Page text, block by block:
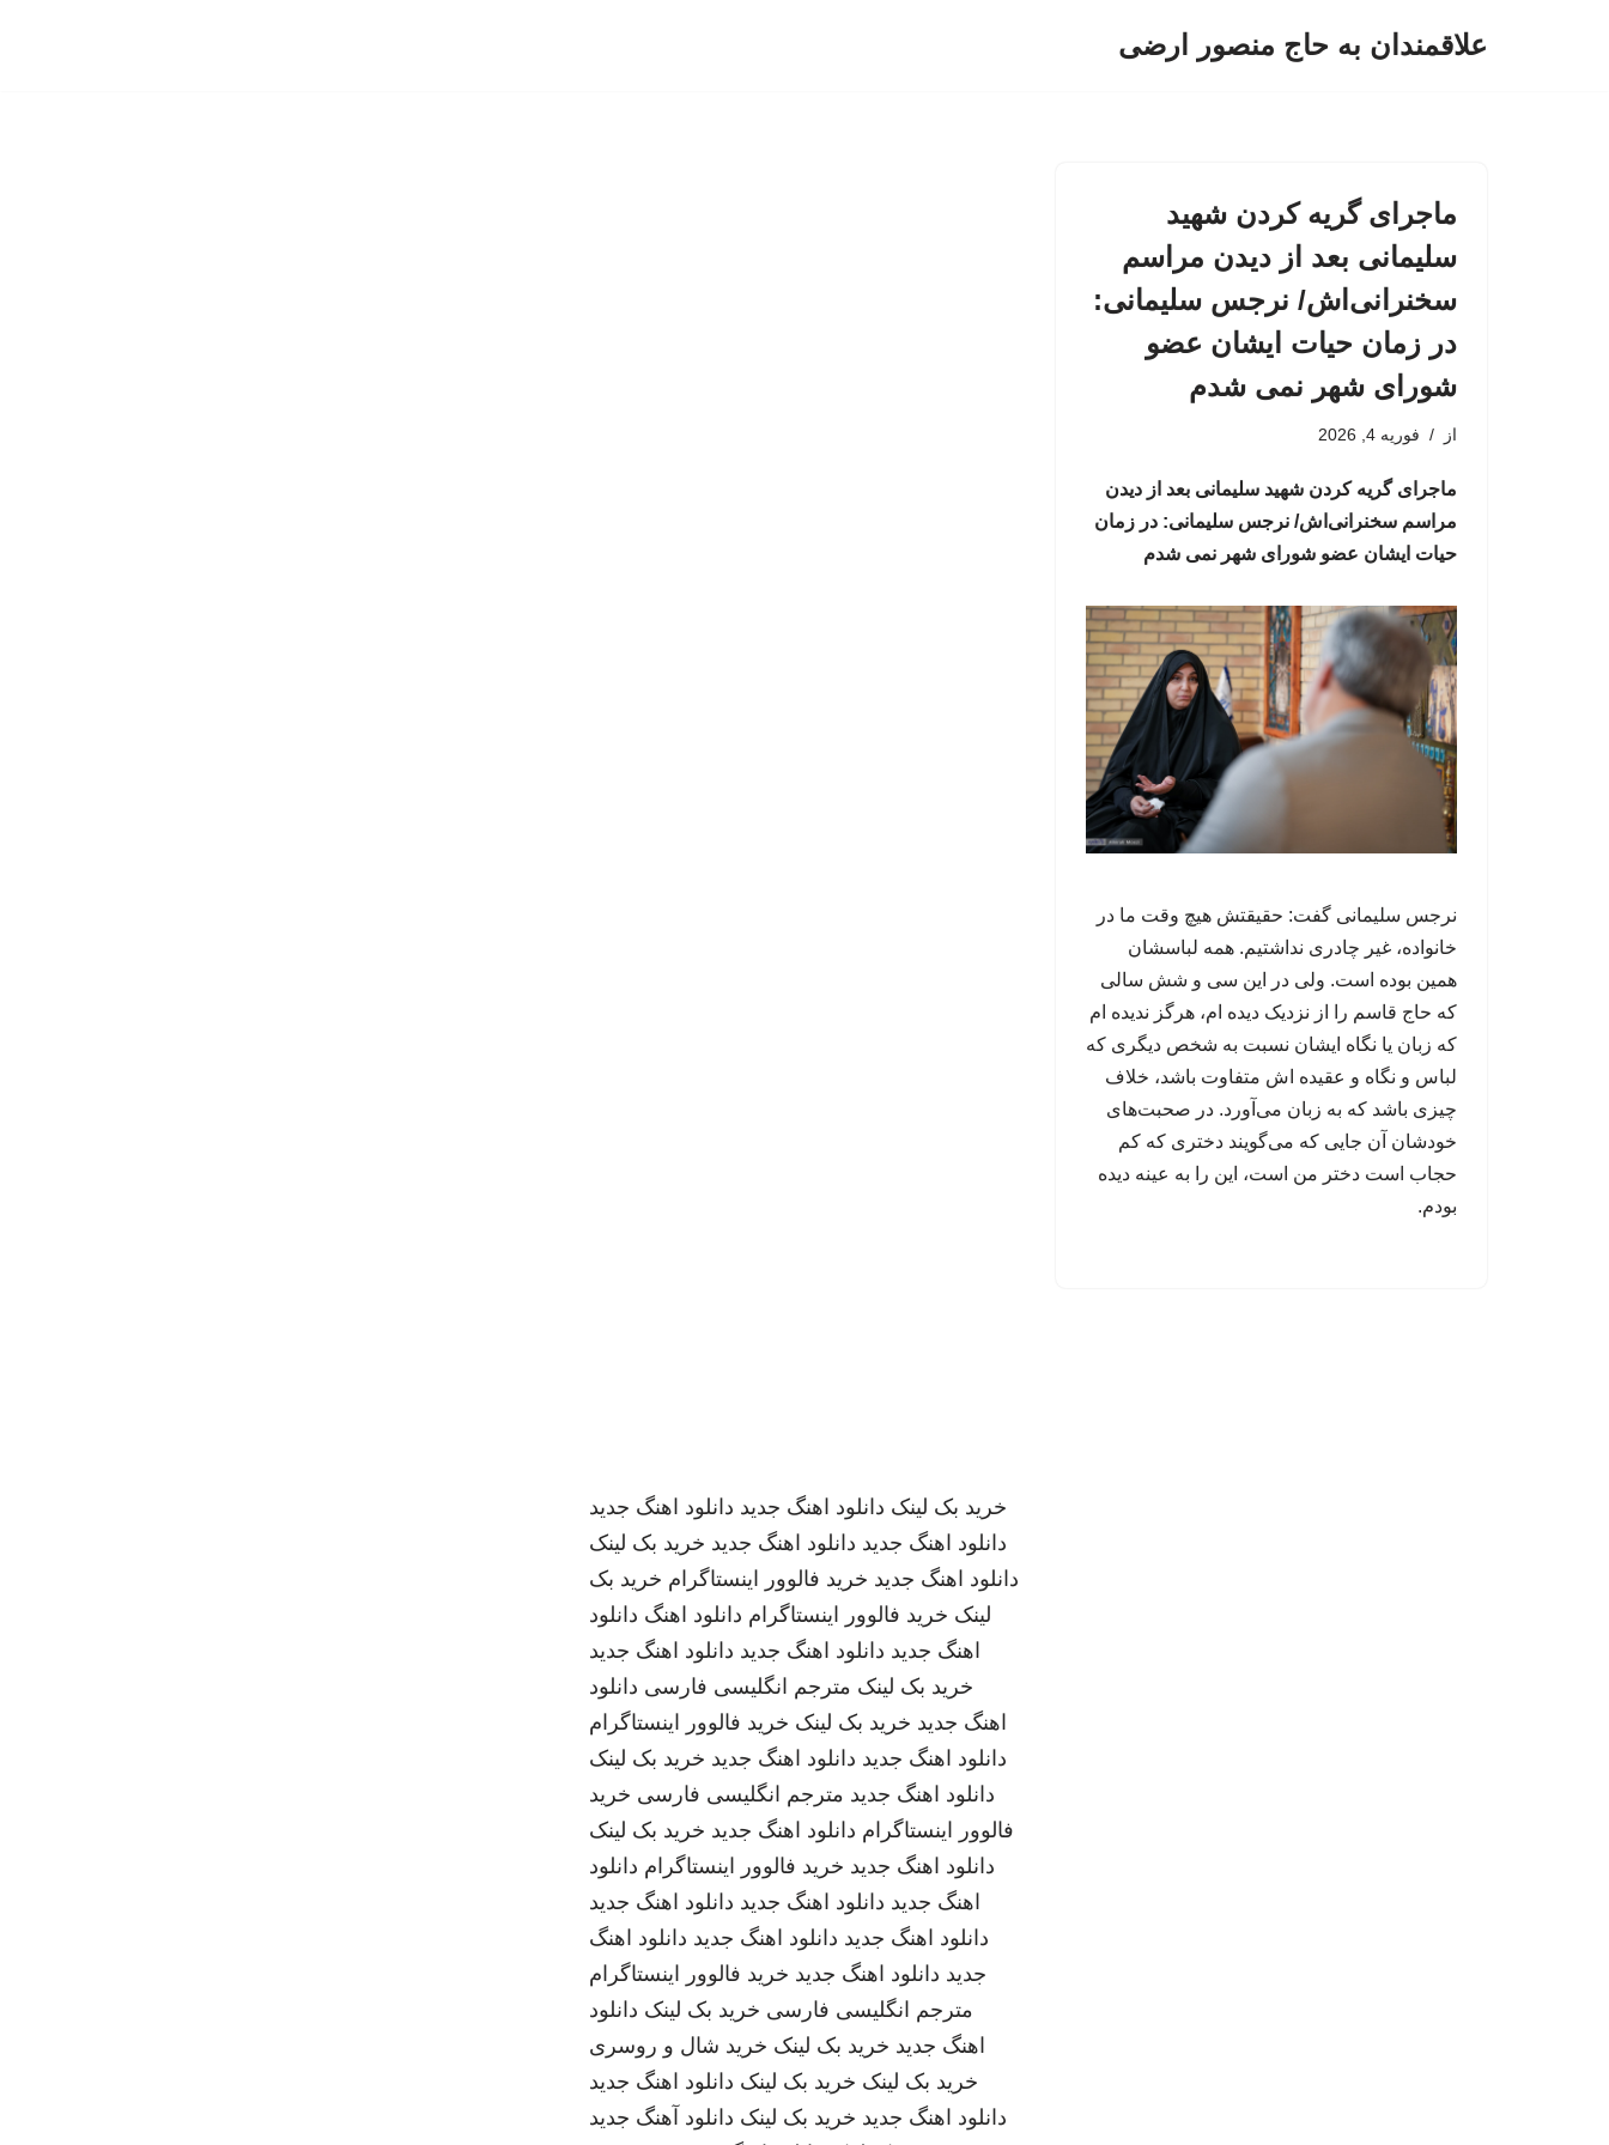
علاقمندان به حاج منصور ارضی
ماجرای گریه کردن شهید
سلیمانی بعد از دیدن مراسم
سخنرانی‌اش/ نرجس سلیمانی:
در زمان حیات ایشان عضو
شورای شهر نمی شدم
از فوریه 4, 2026
ماجرای گریه کردن شهید سلیمانی بعد از دیدن
مراسم سخنرانی‌اش/ نرجس سلیمانی: در زمان
حیات ایشان عضو شورای شهر نمی شدم
نرجس سلیمانی گفت: حقیقتش هیچ وقت ما در
خانواده، غیر چادری نداشتیم. همه لباسشان
همین بوده است. ولی در این سی و شش سالی
که حاج قاسم را از نزدیک دیده ام، هرگز ندیده ام
که زبان یا نگاه ایشان نسبت به شخص دیگری که
لباس و نگاه و عقیده اش متفاوت باشد، خلاف
چیزی باشد که به زبان می‌آورد. در صحبت‌های
خودشان آن جایی که می‌گویند دختری که کم
حجاب است دختر من است، این را به عینه دیده
بودم.
خرید بک لینک دانلود اهنگ جدید دانلود اهنگ جدید
دانلود اهنگ جدید دانلود اهنگ جدید خرید بک لینک
دانلود اهنگ جدید خرید فالوور اینستاگرام خرید بک
لینک خرید فالوور اینستاگرام دانلود اهنگ دانلود
اهنگ جدید دانلود اهنگ جدید دانلود اهنگ جدید
خرید بک لینک مترجم انگلیسی فارسی دانلود
اهنگ جدید خرید بک لینک خرید فالوور اینستاگرام
دانلود اهنگ جدید دانلود اهنگ جدید خرید بک لینک
دانلود اهنگ جدید مترجم انگلیسی فارسی خرید
فالوور اینستاگرام دانلود اهنگ جدید خرید بک لینک
دانلود اهنگ جدید خرید فالوور اینستاگرام دانلود
اهنگ جدید دانلود اهنگ جدید دانلود اهنگ جدید
دانلود اهنگ جدید دانلود اهنگ جدید دانلود اهنگ
جدید دانلود اهنگ جدید خرید فالوور اینستاگرام
مترجم انگلیسی فارسی خرید بک لینک دانلود
اهنگ جدید خرید بک لینک خرید شال و روسری
خرید بک لینک خرید بک لینک دانلود اهنگ جدید
دانلود اهنگ جدید خرید بک لینک دانلود آهنگ جدید